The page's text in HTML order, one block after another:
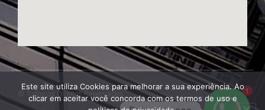
© Todos os Direitos Reservados
Este site utiliza Cookies para melhorar a sua experiência. Ao
clicar em aceitar você concorda com os termos de uso e
1